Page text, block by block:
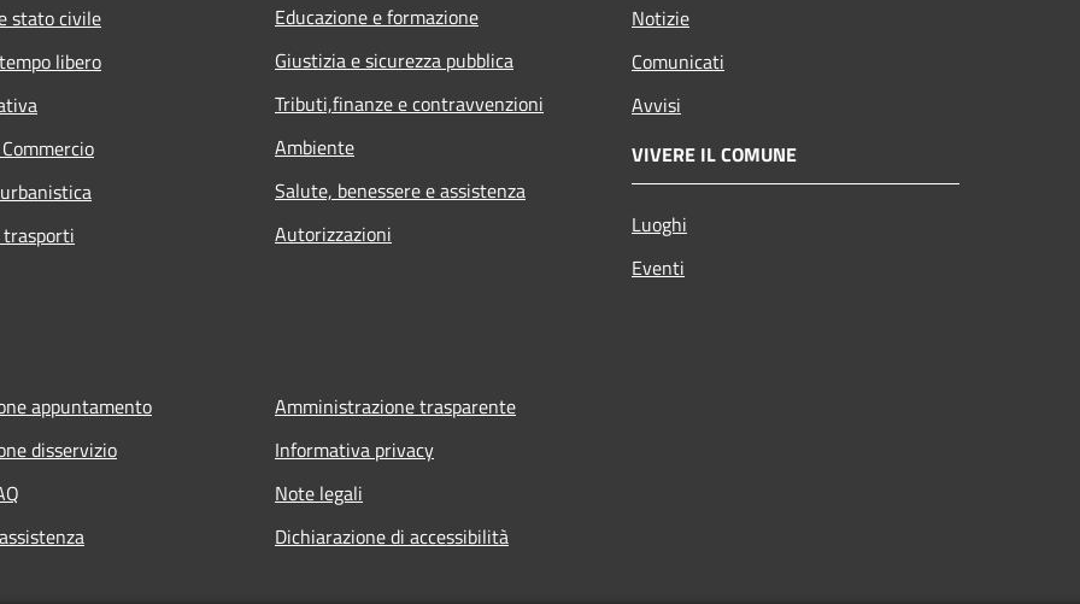
stato civile
libero
Educazione e formazione
Giustizia e sicurezza pubblica
Tributi,finanze e contravvenzioni
Ambiente
Salute, benessere e assistenza
Autorizzazioni
Notizie
Comunicati
Avvisi
VIVERE IL COMUNE
Luoghi
Eventi
appuntamento
disservizio
Amministrazione trasparente
Informativa privacy
Note legali
Dichiarazione di accessibilità